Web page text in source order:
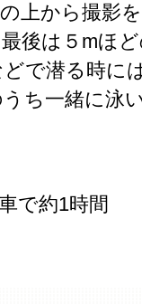
上から撮影
後は５mほ
で潜る時に
ち一緒に泳
で約1時間